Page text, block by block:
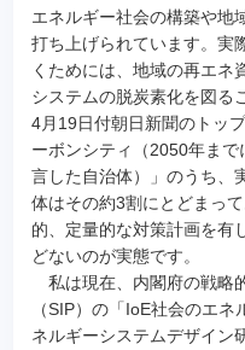
エネルギー社会の構築や地
打ち上げられています。実
くためには、地域の再エネ
システムの脱炭素化を図る
4月19日付朝日新聞のトッ
ーボンシティ（2050年まで
言した自治体）」のうち、
体はその約3割にとどまっ
的、定量的な対策計画を有
どないのが実態です。
私は現在、内閣府の戦略
（SIP）の「IoE社会のエ
ネルギーシステムデザイン